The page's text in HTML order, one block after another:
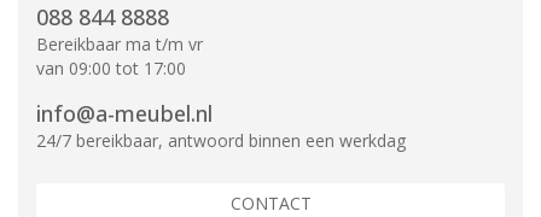
088 844 8888
Bereikbaar ma t/m vr
van 09:00 tot 17:00
info@a-meubel.nl
24/7 bereikbaar, antwoord binnen een werkdag
CONTACT